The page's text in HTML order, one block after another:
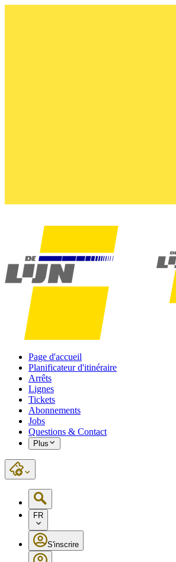
Page d'accueil
Planificateur d'itinéraire
Arrêts
Lignes
Tickets
Abonnements
Jobs
Questions & Contact
Plus
FR
S'inscrire